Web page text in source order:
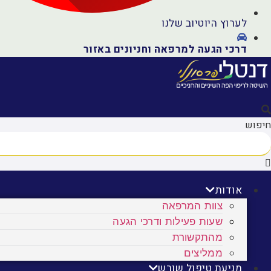
לערוץ היוטיוב שלנו
דרכי הגעה למרפאה וחניונים באזור
חיפוש
אודות
צוות המרפאה
שעות פעילות ודרכי הגעה
מהתקשורת
ממליצים